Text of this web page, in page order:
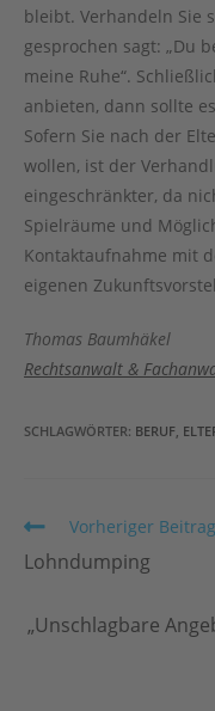
bleibt. Verhandeln Sie
gesprochen sagt: „Du
meine Ruhe“.
anbieten, dann sollte
Sofern Sie nach der
wollen, ist der
eingeschränkter, da
Spielräume und
Kontaktaufnahme mit
eigenen
Thomas Baumhäkel
Rechtsanwalt &
SCHLAGWÖRTER: BERUF,
Weitere
Artikel
ansehen
Vorheriger Beitrag
Lohndumping
„Unschlagbare